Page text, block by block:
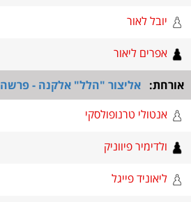
יובל לאור
אפרים ליאור
אורחת: אליצור "הלל" אלקנה - פרשה
אנטולי טרנופולסקי
ולדימיר פיווניק
ליאוניד פייגל